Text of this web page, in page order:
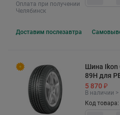
Оплата при получении
Челябинск
Доставим послезавтра
Шина Ikon
89H для
5 870 ₽
В наличии
Код товара: